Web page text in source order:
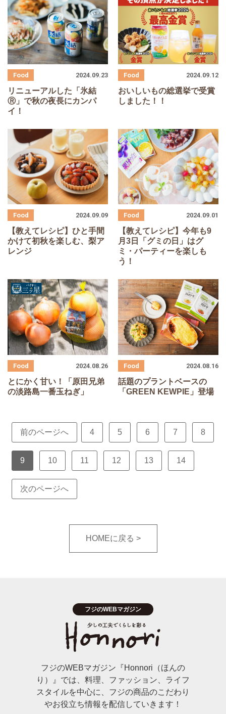
リニューアルした「氷結
Ⓡ」で秋の夜長にカンパ
イ！
2024.09.23
おいしいもの総選挙で受賞
しました！！
2024.09.12
【教えてレシピ】ひと手間
かけて初秋を楽しむ、梨ア
レンジ
2024.09.09
【教えてレシピ】今年も9
月 3 日「グミの日」はグ
ミ・パーティーを楽しも
う！
2024.09.01
とにかく甘い！「原田兄弟
の淡路島一番玉ねぎ」
2024.08.26
話題のプラントベースの
「GREEN KEWPIE」登場
2024.08.16
前のページへ 4 5 6 7 8
9 10 11 12 13 14
次のページへ
HOMEに戻る
フジのWEBマガジン『Honnori（ほんの
り）』では、料理、ファッション、ライフ
スタイルを中心に、フジの商品のこだわり
やお役立ち情報を配信していきます！